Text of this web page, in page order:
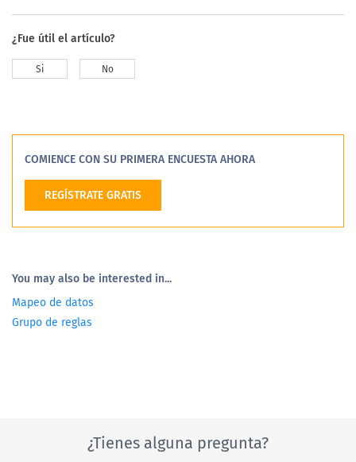
¿Fue útil el artículo?
Si No
COMIENCE CON SU PRIMERA ENCUESTA AHORA
REGÍSTRATE GRATIS
You may also be interested in...
Mapeo de datos
Grupo de reglas
¿Tienes alguna pregunta?